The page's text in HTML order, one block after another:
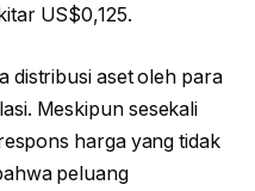
US$0,125.
distribusi aset oleh para
Meskipun sesekali
harga yang tidak
peluang